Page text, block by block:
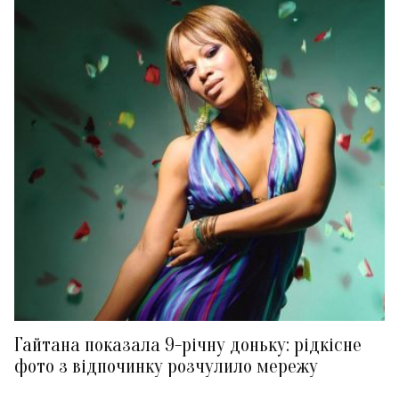
Гайтана показала 9-річну доньку: рідкісне
фото з відпочинку розчулило мережу